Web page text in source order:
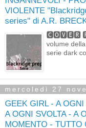
VIOLENTE
series" di A.R.
🅲🅾🆅🅴🆁
volume
serie dark
mercoledì 27
GEEK GIRL - A
A OGNI SVOLTA - A
MOMENTO - TUTTO